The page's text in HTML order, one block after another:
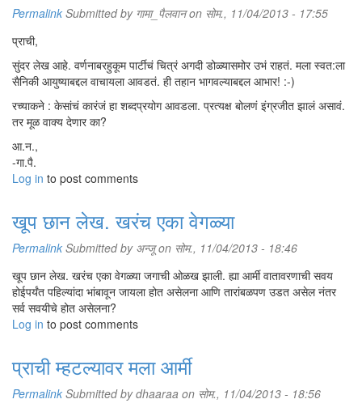
Permalink Submitted by गामा_पैलवानon सोम., 11/04/2013 - 17:55
प्राची,
सुंदर लेख आहे. वर्णनाबरहुकूम पार्टीचं चित्रं अगदी डोळ्यासमोर उभं राहतं. मला स्वत:ला
सैनिकी आयुष्याबद्दल वाचायला आवडतं. ही तहान भागवल्याबद्दल आभार! :-)
रच्याकने : केसांचं कारंजं हा शब्दप्रयोग आवडला. प्रत्यक्ष बोलणं इंग्रजीत झालं असावं.
तर मूळ वाक्य देणार का?
आ.न.,
-गा.पै.
Log in to post comments
खूप छान लेख. खरंच एका वेगळ्या
Permalink Submitted by अन्जूon सोम., 11/04/2013 - 18:46
खूप छान लेख. खरंच एका वेगळ्या जगाची ओळख झाली. ह्या आर्मी वातावरणाची सवय
होईपर्यंत पहिल्यांदा भांबावून जायला होत असेलना आणि तारांबळपण उडत असेल नंतर
सर्व सवयीचे होत असेलना?
Log in to post comments
प्राची म्हटल्यावर मला आर्मी
Permalink Submitted bydhaaraa on सोम., 11/04/2013 - 18:56